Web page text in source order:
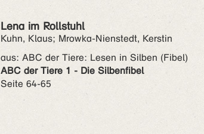
Lena im Rollstuhl
Kuhn, Klaus; Mrowka-Nienstedt, Kerstin
aus: ABC der Tiere: Lesen in Silben (Fibel)
ABC der Tiere 1 - Die Silbenfibel
Seite 64-65